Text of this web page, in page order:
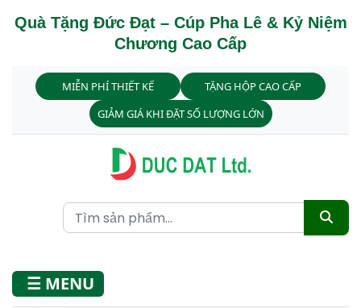
Quà Tặng Đức Đạt – Cúp Pha Lê & Kỷ Niệm
Chương Cao Cấp
MIỄN PHÍ THIẾT KẾ
TẶNG HỘP CAO CẤP
GIẢM GIÁ KHI ĐẶT SỐ LƯỢNG LỚN
☰ MENU